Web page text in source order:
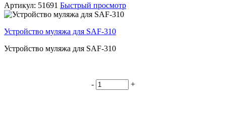
Артикул: 51691 Быстрый просмотр
Устройство муляжа для SAF-310
Устройство муляжа для SAF-310
- +